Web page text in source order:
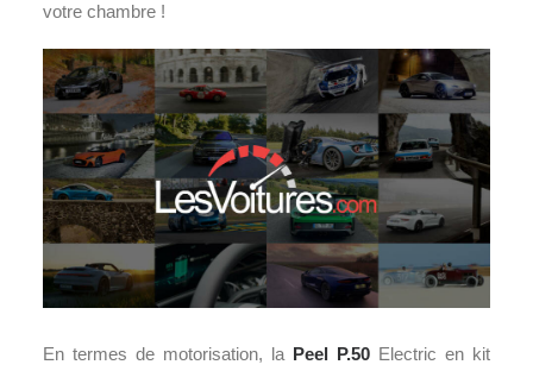
votre chambre !
En termes de motorisation, la Peel P.50 Electric en kit